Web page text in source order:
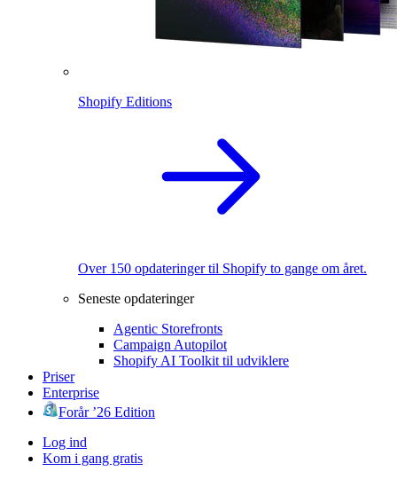
Shopify Editions
Over 150 opdateringer til Shopify to gange om året.
Seneste opdateringer
Agentic Storefronts
Campaign Autopilot
Shopify AI Toolkit til udviklere
Priser
Enterprise
Forår ’26 Edition
Log ind
Kom i gang gratis